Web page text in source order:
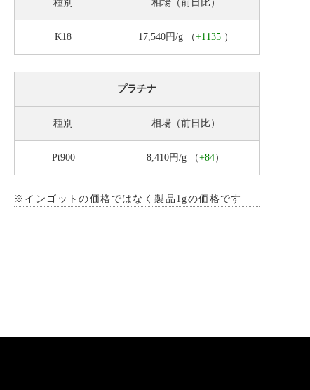
種別 相場（前日比）
K18 17,540円/g （+1135 ）
プラチナ
種別 相場（前日比）
Pt900 8,410円/g （+84）
※インゴットの価格ではなく製品1gの価格です